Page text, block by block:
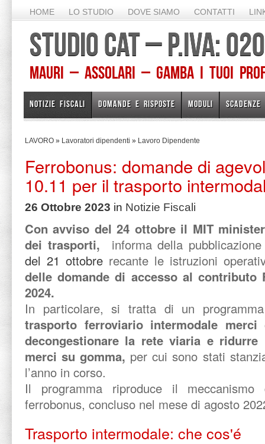
HOME LO STUDIO DOVE SIAMO CONTATTI
STUDIO CAT – P.IVA:
Mauri – Assolari – Gamba I TUOI
NOTIZIE FISCALI DOMANDE E RISPOSTE MODULI SCADENZE
LAVORO » Lavoratori dipendenti » Lavoro Dipendente
Ferrobonus: domande di
10.11 per il trasporto
26 Ottobre 2023 in Notizie Fiscali
Con avviso del 24 ottobre il MIT
dei trasporti,
informa della
del 21 ottobre recante le istruzioni
delle domande di accesso al contributo
2024.
In particolare, si tratta di un
trasporto ferroviario intermodale merci
decongestionare la rete viaria e ridurre
merci su gomma, per cui sono stati
l’anno in corso.
Il programma riproduce il meccanismo
ferrobonus, concluso nel mese di agosto
Trasporto intermodale: che cos'é